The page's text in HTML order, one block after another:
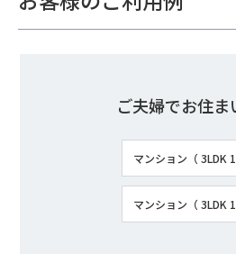
ご夫婦でお住ま
マンション（ 3LDK
マンション（ 3LDK